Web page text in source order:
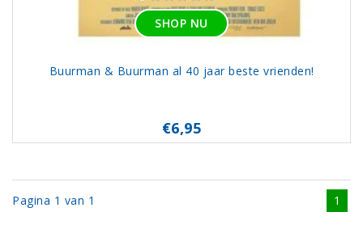
SHOP NU
Buurman & Buurman al 40 jaar beste vrienden!
€6,95
Pagina 1 van 1 1